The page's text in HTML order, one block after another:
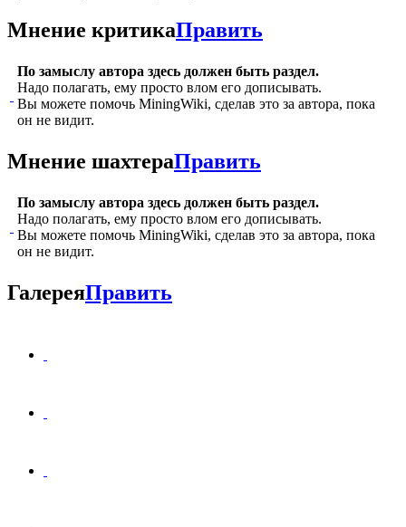
Мнение критикаПравить
По замыслу автора здесь должен быть раздел.
Надо полагать, ему просто влом его дописывать.
Вы можете помочь MiningWiki, сделав это за автора, пока
он не видит.
Мнение шахтераПравить
По замыслу автора здесь должен быть раздел.
Надо полагать, ему просто влом его дописывать.
Вы можете помочь MiningWiki, сделав это за автора, пока
он не видит.
ГалереяПравить